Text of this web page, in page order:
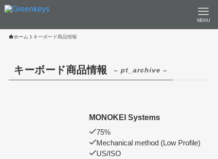
MENU
ホーム キーボード商品情報
キーボード商品情報 – pt_archive –
MONOKEI Systems
75%
Mechanical method (Low Profile)
US/ISO